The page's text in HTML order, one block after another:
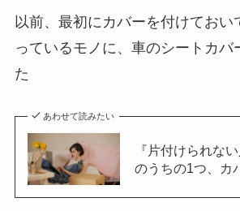
以前、最初にカバーを付けておい
っているモノに、車のシートカバ
た
あわせて読みたい
『片付けられな
のうちの1つ、カ